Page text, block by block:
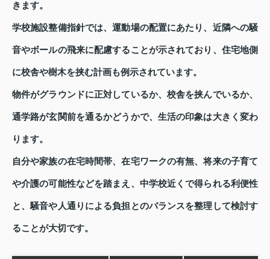
きます。
学校施設整備指針では、運動場の配置にあたり、近隣への騒
音やボールの飛来に配慮することが示されており、住宅地側
に校舎や樹木を挟む計画も例示されています。
物件がグラウンドに正対しているか、校舎を挟んでいるか、
通学路が玄関前を通るかどうかで、生活の印象は大きく変わ
ります。
自分や家族の在宅時間帯、在宅ワークの有無、将来の子育て
や介護の可能性などを踏まえ、中学校近くで得られる利便性
と、騒音や人通りによる負担とのバランスを整理して検討す
ることが大切です。